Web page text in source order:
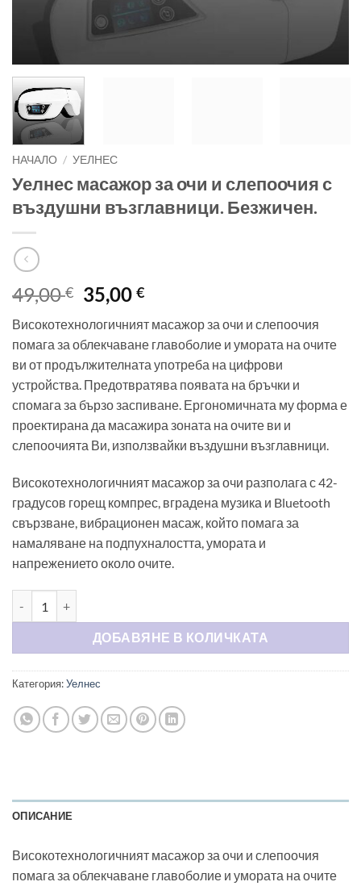
НАЧАЛО / УЕЛНЕС
Уелнес масажор за очи и слепоочия с
въздушни възглавници. Безжичен.
49,00€ Original
price
was:
49,00 €.
35,00€Текущата
е:
35,00 €.
Високотехнологичният масажор за очи и слепоочия
помага за облекчаване главоболие и умората на очите
ви от продължителната употреба на цифрови
устройства. Предотвратява появата на бръчки и
спомага за бързо заспиване. Ергономичната му форма е
проектирана да масажира зоната на очите ви и
слепоочията Ви, използвайки въздушни възглавници.
Високотехнологичният масажор за очи разполага с 42-
градусов горещ компрес, вградена музика и Bluetooth
свързване, вибрационен масаж, който помага за
намаляване на подпухналостта, умората и
напрежението около очите.
ДОБАВЯНЕ В КОЛИЧКАТА
Категория:Уелнес
ОПИСАНИЕ
Високотехнологичният масажор за очи и слепоочия
помага за облекчаване главоболие и умората на очите